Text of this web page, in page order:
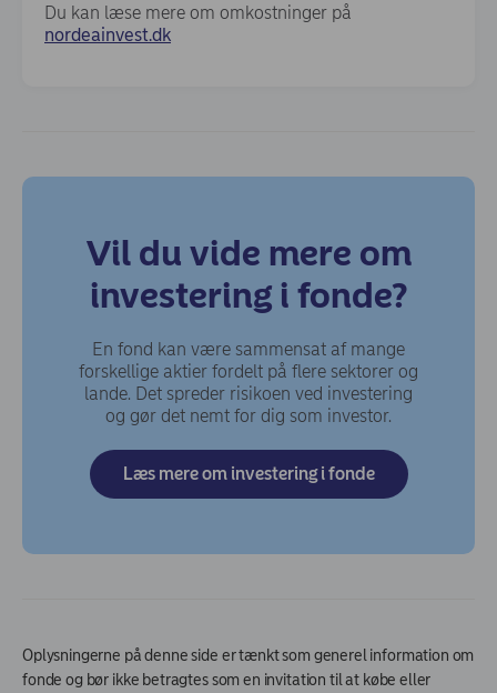
Du kan læse mere om omkostninger på
nordeainvest.dk(opens in new window)
Vil du vide mere om
investering i fonde?
En fond kan være sammensat af mange
forskellige aktier fordelt på flere sektorer og
lande. Det spreder risikoen ved investering
og gør det nemt for dig som investor.
Læs mere om investering i fonde
Oplysningerne på denne side er tænkt som generel information om
fonde og bør ikke betragtes som en invitation til at købe eller